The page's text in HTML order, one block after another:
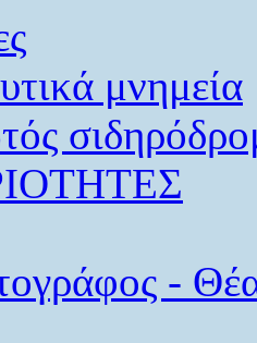
μνημεία
-